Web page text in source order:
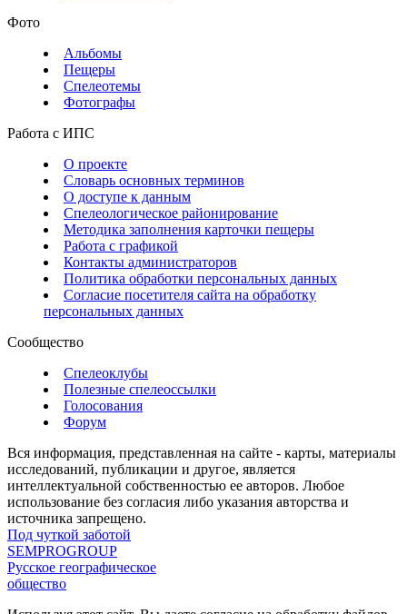
Фото
Альбомы
Пещеры
Спелеотемы
Фотографы
Работа с ИПС
О проекте
Словарь основных терминов
О доступе к данным
Спелеологическое районирование
Методика заполнения карточки пещеры
Работа с графикой
Контакты администраторов
Политика обработки персональных данных
Согласие посетителя сайта на обработку
персональных данных
Сообщество
Спелеоклубы
Полезные спелеоссылки
Голосования
Форум
Вся информация, представленная на сайте - карты, материалы
исследований, публикации и другое, является
интеллектуальной собственностью ее авторов. Любое
использование без согласия либо указания авторства и
источника запрещено.
Под чуткой заботой
SEMPROGROUP
Русское географическое
общество